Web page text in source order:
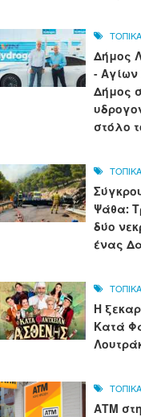
Δήμος
-
Δήμος
στόλο
Ψάθα:
δύο
ένας
Η
Κατά
ΑΤΜ